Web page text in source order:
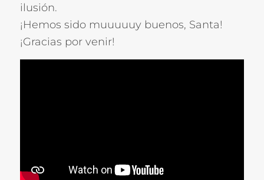
ilusión.
¡Hemos sido muuuuuy buenos, Santa!
¡Gracias por venir!